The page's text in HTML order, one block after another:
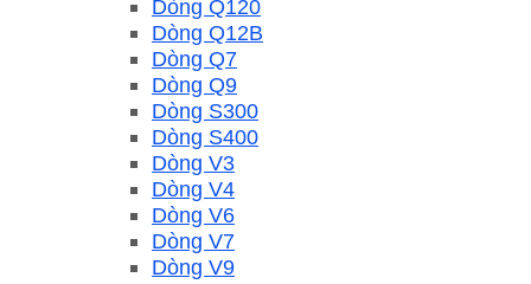
Dòng Q120
Dòng Q12B
Dòng Q7
Dòng Q9
Dòng S300
Dòng S400
Dòng V3
Dòng V4
Dòng V6
Dòng V7
Dòng V9